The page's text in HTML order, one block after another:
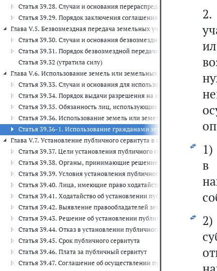
Статья 39.28. Случаи и основания перераспределения земель и
Статья 39.29. Порядок заключения соглашения о
Глава V.5. Безвозмездная передача земельных участков,
Статья 39.30. Случаи и основания безвозмездной передачи
Статья 39.31. Порядок безвозмездной передачи земельного
Статья 39.32 (утратила силу)
Глава V.6. Использование земель или земельных участков,
Статья 39.33. Случаи и основания для использования земель или
Статья 39.34. Порядок выдачи разрешения на использование
Статья 39.35. Обязанность лиц, использующих земли или
Статья 39.36. Использование земель или земельных участков,
Статья 39.36-1. Использование гражданами земель или
Глава V.7. Установление публичного сервитута в отдельных целях
Статья 39.37. Цели установления публичного сервитута
Статья 39.38. Органы, принимающие решение об установлении
Статья 39.39. Условия установления публичного сервитута
Статья 39.40. Лица, имеющие право ходатайствовать об
Статья 39.41. Ходатайство об установлении публичного сервитута
Статья 39.42. Выявление правообладателей земельных участков
Статья 39.43. Решение об установлении публичного сервитута
Статья 39.44. Отказ в установлении публичного сервитута
Статья 39.45. Срок публичного сервитута
Статья 39.46. Плата за публичный сервитут
Статья 39.47. Соглашение об осуществлении публичного
2.
в